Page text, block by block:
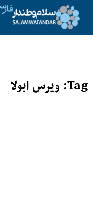
Tag: ویرس ابولا